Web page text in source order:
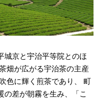
城京と宇治平等院とのほ
畑が広がる宇治茶の主産
色に輝く煎茶であり、 町
の差が朝霧を生み、「こ